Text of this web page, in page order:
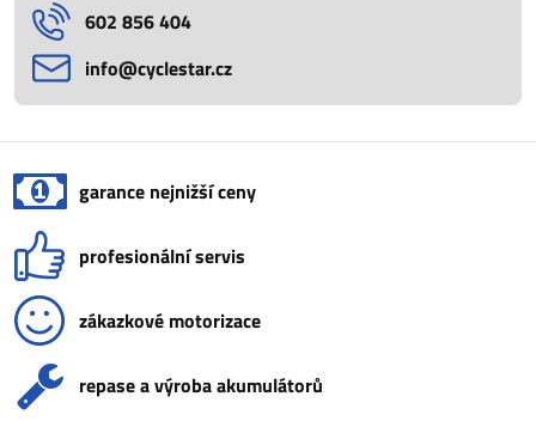
602 856 404
info​@cyclestar​.cz
garance nejnižší ceny
profesionální servis
zákazkové motorizace
repase a výroba akumulátorů